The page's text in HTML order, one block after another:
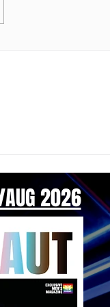
VIVENDI
AUG 2026